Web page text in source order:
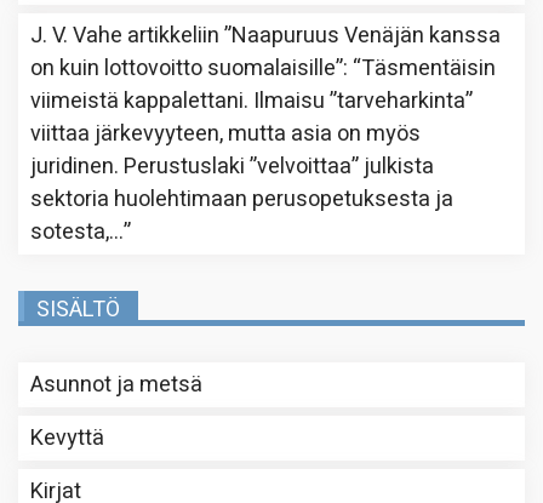
J. V. Vahe artikkeliin”Naapuruus Venäjän kanssa
on kuin lottovoitto suomalaisille”: “Täsmentäisin
viimeistä kappalettani. Ilmaisu ”tarveharkinta”
viittaa järkevyyteen, mutta asia on myös
juridinen. Perustuslaki ”velvoittaa” julkista
sektoria huolehtimaan perusopetuksesta ja
sotesta,…”
SISÄLTÖ
Asunnot ja metsä
Kevyttä
Kirjat